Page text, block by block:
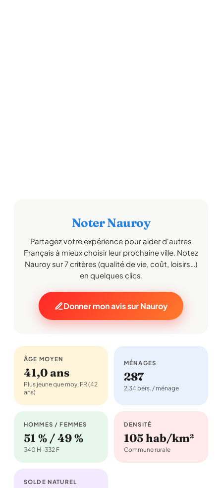
Noter Nauroy
Partagez votre expérience pour aider d'autres
Français à mieux choisir leur prochaine ville. Notez
Nauroy sur 7 critères (qualité de vie, coût, loisirs…)
en quelques clics.
Donner mon avis sur Nauroy
ÂGE MOYEN
41,0 ans
Plus jeune que moy. FR (42
ans)
MÉNAGES
287
2,34 pers. / ménage
HOMMES / FEMMES
51 % / 49 %
340 H · 332 F
DENSITÉ
105 hab/km²
Commune rurale
SOLDE NATUREL